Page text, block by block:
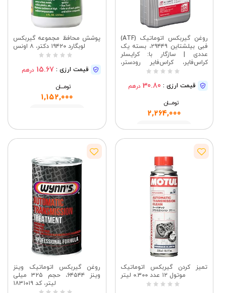
روغن گیربکس اتوماتیک (ATF)
فبی بیلشتاین ۲۹۴۴۹، بسته یک
عددی | سازگار با: کرایسلر
کراس‌فایر، کراس‌فایر رودستر،
قیمت ارزی : 30.80 درهم
تومــــــان
2,264,000
مشاهده
پوشش محافظ مجموعه گیربکس
لوبگارد ۱۹۴۲۰ دکتر، ۸ اونس
قیمت ارزی : 15.67 درهم
تومــــــان
1,152,000
تمیز کردن گیربکس اتوماتیک
موتول ۱۲ عدد ۰.۳۰۰ لیتر
روغن گیربکس اتوماتیک وینز
وینز ۶۴۵۴۴، حجم ۳۲۵ میلی
لیتر، کد ۱۸۳۱۰۱۹